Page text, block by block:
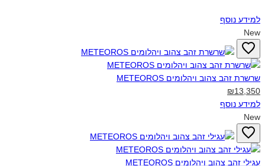
למידע נוסף
New
שרשרת זהב צהוב ויהלומים METEOROS‎
₪13,350
למידע נוסף
New
עגילי זהב צהוב ויהלומים METEOROS‎